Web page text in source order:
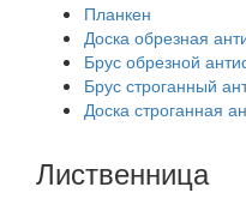
Планкен
Доска обрезная
Брус обрезной
Брус строганный
Доска строганная
Лиственница